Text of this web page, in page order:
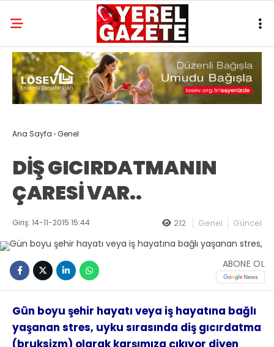
Ana Sayfa ›Genel
DİŞ GICIRDATMANIN
ÇARESİ VAR..
Giriş: 14-11-2015 15:44 212 Genel Güncel
ABONE OL
Gün boyu şehir hayatı veya iş hayatına bağlı
yaşanan stres, uyku sırasında diş gıcırdatma
(bruksizm) olarak karşımıza çıkıyor diyen